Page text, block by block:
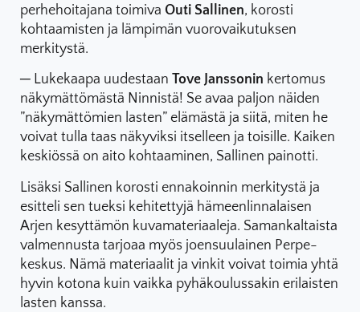
perhehoitajana toimiva Outi Sallinen, korosti
kohtaamisten ja lämpimän vuorovaikutuksen
merkitystä.
─ Lukekaapa uudestaan Tove Janssonin kertomus
näkymättömästä Ninnistä! Se avaa paljon näiden
”näkymättömien lasten” elämästä ja siitä, miten he
voivat tulla taas näkyviksi itselleen ja toisille. Kaiken
keskiössä on aito kohtaaminen, Sallinen painotti.
Lisäksi Sallinen korosti ennakoinnin merkitystä ja
esitteli sen tueksi kehitettyjä hämeenlinnalaisen
Arjen kesyttämön kuvamateriaaleja. Samankaltaista
valmennusta tarjoaa myös joensuulainen Perpe-
keskus. Nämä materiaalit ja vinkit voivat toimia yhtä
hyvin kotona kuin vaikka pyhäkoulussakin erilaisten
lasten kanssa.